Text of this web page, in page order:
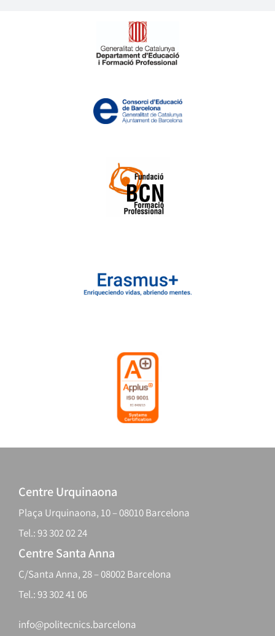
Centre Urquinaona
Plaça Urquinaona, 10 – 08010 Barcelona
Tel.: 93 302 02 24
Centre Santa Anna
C/Santa Anna, 28 – 08002 Barcelona
Tel.: 93 302 41 06
info@politecnics.barcelona